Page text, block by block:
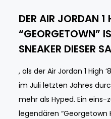
DER AIR JORDAN 1
“GEORGETOWN”
SNEAKER DIESER
, als der Air Jordan 1 High
im Juli letzten Jahres
mehr als Hyped. Ein
legendären “Georgetown